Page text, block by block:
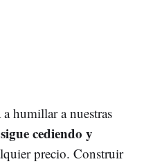
humillar a nuestras
sigue cediendo y
precio. Construir